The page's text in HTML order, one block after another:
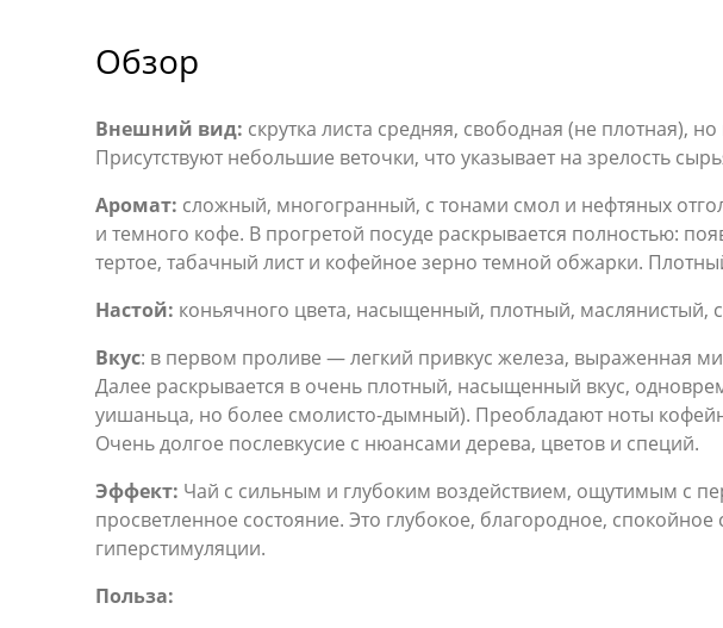
Обзор
Внешний вид: скрутка листа средняя, свободная (не
Присутствуют небольшие веточки, что указывает на зрелость
Аромат: сложный, многогранный, с тонами смол и нефтяных
и темного кофе. В прогретой посуде раскрывается полностью:
тертое, табачный лист и кофейное зерно темной обжарки.
Настой: коньячного цвета, насыщенный, плотный, маслянистый,
Вкус: в первом проливе — легкий привкус железа, выраженная
Далее раскрывается в очень плотный, насыщенный вкус,
уишаньца, но более смолисто-дымный). Преобладают ноты
Очень долгое послевкусие с нюансами дерева, цветов и специй.
Эффект: Чай с сильным и глубоким воздействием, ощутимым с
просветленное состояние. Это глубокое, благородное,
гиперстимуляции.
Польза: